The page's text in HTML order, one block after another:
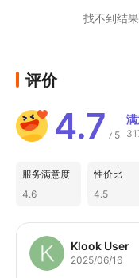
找不到结
评价
4.7 / 5
服务满意度
4.6
性价比
4.5
Klook User
2025/06/16